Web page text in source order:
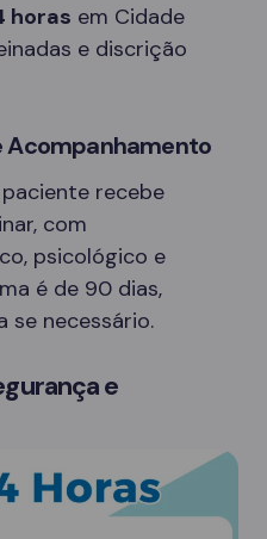
horas em Cidade
e discrição
Acompanhamento
recebe
com
psicológico e
é de 90 dias,
se necessário.
e